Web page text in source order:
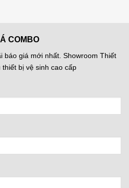
COMBO
báo giá mới nhất. Showroom Thiết
bị vệ sinh cao cấp